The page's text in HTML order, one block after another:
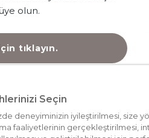
olun.
tıklayın.
Aydınlatma Metni
İleti Aydınlatma Metni
Kapsamında
Seçin
deneyiminizin iyileştirilmesi, size
faaliyetlerinin gerçekleştirilmesi,